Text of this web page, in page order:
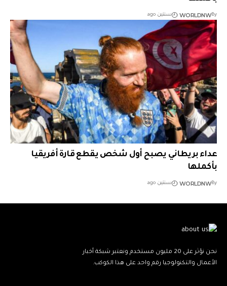
By
WORLDNW سنتين ago
عداء بريطاني يصبح أول شخص يقطع قارة أفريقيا
بأكملها
By
WORLDNW سنتين ago
نحن نؤثر على 20 مليون مستخدم ونعتبر شبكة أخبار
الأعمال والتكنولوجيا رقم واحد على هذا الكوكب.